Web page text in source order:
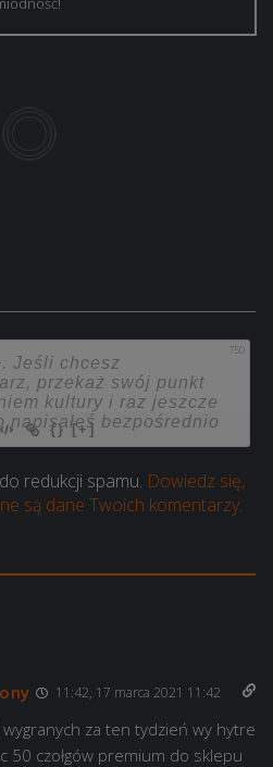
750
{} [+]
redukcji spamu. Dowiedz się,
są dane Twoich komentarzy.
11:42, 17 marca 2021 11:42
wygranych za ten tydzień wy hytre
50 czołgów premium do sklepu